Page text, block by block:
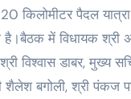
किलोमीटर पैदल
में विधायक श्री
विश्वास डाबर,
शैलेश बगोली, श्री